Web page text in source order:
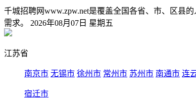
千城招聘网www.zpw.net是覆盖全国各省、市、区县
需求。 2026年08月07日 星期五
江苏省
南京市 无锡市 徐州市 常州市 苏州市 南通市 连
宿迁市